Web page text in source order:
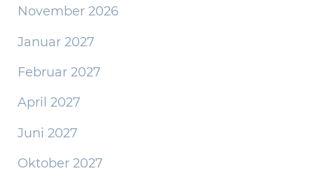
November 2026
Januar 2027
Februar 2027
April 2027
Juni 2027
Oktober 2027